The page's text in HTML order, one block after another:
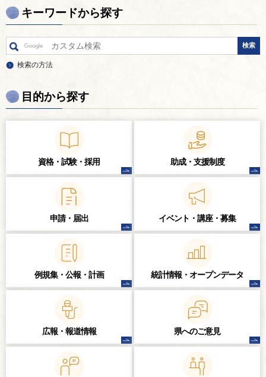
キーワードから探す
検索の方法
目的から探す
資格・試験・ 採用 助成・支援制度
申請・届出 イベント・講座・ 募集
例規集・公報・計画 統計情報・ オープンデータ
広報・報道情報 県へのご意見